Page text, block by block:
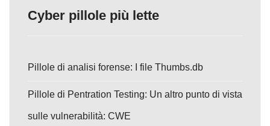
Cyber pillole più lette
Pillole di analisi forense: I file Thumbs.db
Pillole di Pentration Testing: Un altro punto di vista
sulle vulnerabilità: CWE